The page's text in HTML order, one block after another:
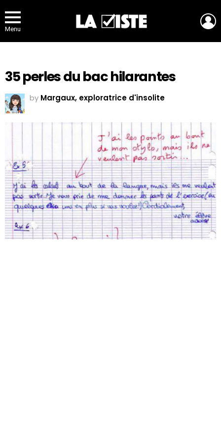
Menu
35 perles du bac hilarantes
by Margaux, exploratrice d'insolite